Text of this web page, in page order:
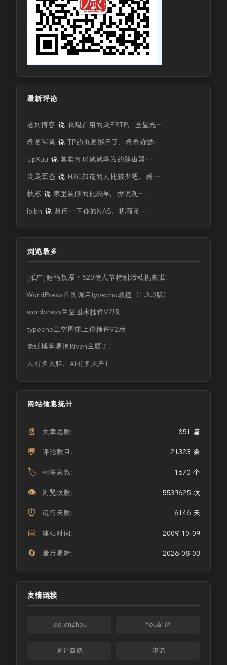
最新评论
老刘博客 说 我现在用的是FRTP，全屋光…
我是军爸 说 TP的也是够用了，我看你选…
UpXuu 说 其实可以试试华为的路由器…
我是军爸 说 H3C知道的人比较少吧，质…
扶苏 说 家里装修的比较早，据说现…
loibh 说 想问一下你的NAS，机箱是…
浏览最多
[推广]酷鸭数据 · 520情人节特别活动机来啦！
WordPress首页调用typecho教程（1.3.0版）
wordpress兰空图床插件V2版
typecho兰空图床上传插件V2版
老张博客更换Riven主题了！
人有多大胆，AI有多大产！
网站信息统计
📄 文章总数： 851 篇
💬 评论数目： 21323 条
🏷️ 标签总数： 1670 个
👁️ 浏览次数： 5539625 次
⏰ 运行天数： 6146 天
📅 建站时间： 2009-10-09
🔄 最后更新： 2026-08-03
友情链接
joojenZhou You&FM
东评西就 印记